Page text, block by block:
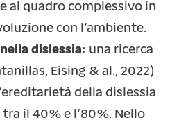
al quadro complessivo in
con l’ambiente.
dislessia: una ricerca
Eising & al., 2022)
della dislessia
il 40% e l’80%. Nello